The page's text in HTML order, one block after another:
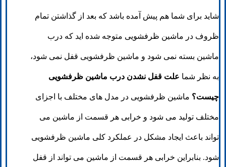
شاید برای شما هم پیش آمده باشد که بعد از گذاشتن تمام
ظروف در ماشین ظرفشویی متوجه شده اید که درب
ماشین بسته نمی شود و ماشین ظرفشویی قفل نمی شود،
به نظر شما علت قفل نشدن درب ماشین ظرفشویی
چیست؟ ماشین ظرفشویی در مدل های مختلف با اجزای
مختلف تولید می شود و خرابی هر قسمت از ماشین می
تواند باعث ایجاد مشکل در عملکرد کلی ماشین ظرفشویی
شود. بنابراین خرابی هر قسمت از ماشین می تواند از قفل